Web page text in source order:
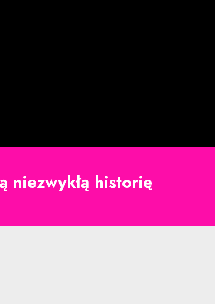
niezwykłą historię